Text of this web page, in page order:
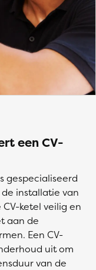
een CV-
gespecialiseerd
installatie van
ketel veilig en
aan de
Een CV-
uit om
van de